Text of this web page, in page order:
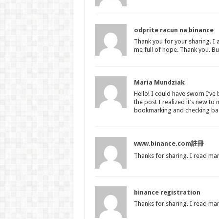
odprite racun na binance
Thank you for your sharing. I
me full of hope. Thank you.
Maria Mundziak
Hello! I could have sworn
the post I realized it’s new to
bookmarking and checking
www.binance.com註冊
Thanks for sharing. I read
binance registration
Thanks for sharing. I read